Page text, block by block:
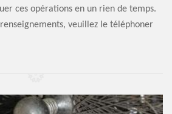
ces opérations en un rien de temps.
veuillez le téléphoner